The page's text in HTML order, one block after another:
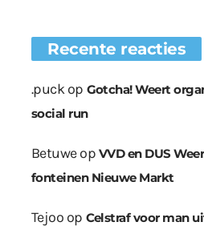
Recente reacties
.puckop Gotcha! Weert
social run
Betuweop VVD en DUS
fonteinen Nieuwe Markt
Tejoo op Celstraf voor man